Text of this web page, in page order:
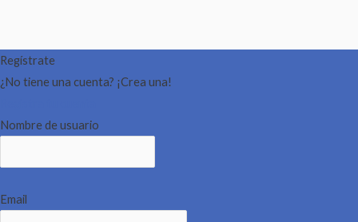
Regístrate
¿No tiene una cuenta? ¡Crea una!
Nombre de usuario
Email